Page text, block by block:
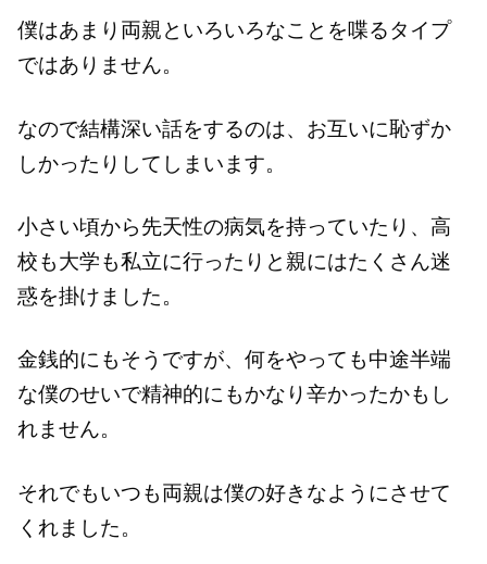
僕はあまり両親といろいろなことを喋るタイプ
ではありません。
なので結構深い話をするのは、お互いに恥ずか
しかったりしてしまいます。
小さい頃から先天性の病気を持っていたり、高
校も大学も私立に行ったりと親にはたくさん迷
惑を掛けました。
金銭的にもそうですが、何をやっても中途半端
な僕のせいで精神的にもかなり辛かったかもし
れません。
それでもいつも両親は僕の好きなようにさせて
くれました。